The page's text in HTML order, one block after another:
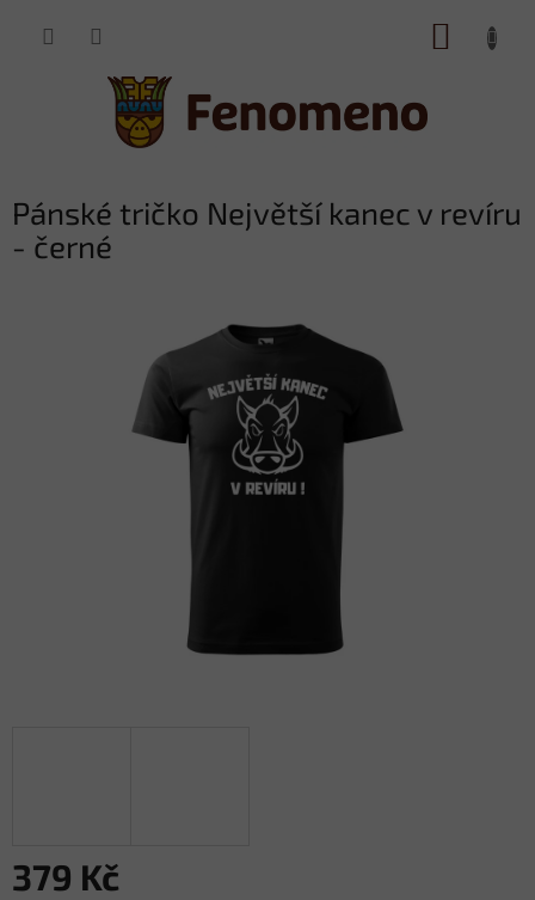
Pánské tričko Největší kanec v revíru
- černé
379 Kč